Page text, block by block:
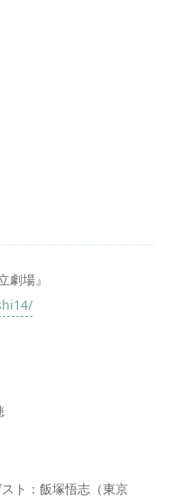
場』
ト：飯塚悟志（東京